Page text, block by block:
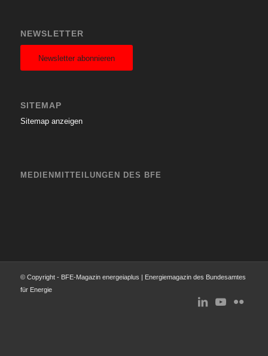
NEWSLETTER
Newsletter abonnieren
SITEMAP
Sitemap anzeigen
MEDIENMITTEILUNGEN DES BFE
© Copyright - BFE-Magazin energeiaplus | Energiemagazin des Bundesamtes
für Energie